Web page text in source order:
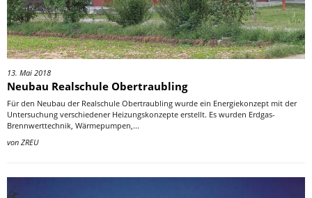
13. Mai 2018
Neubau Realschule Obertraubling
Für den Neubau der Realschule Obertraubling wurde ein Energiekonzept mit der
Untersuchung verschiedener Heizungskonzepte erstellt. Es wurden Erdgas-
Brennwerttechnik, Wärmepumpen,...
von ZREU